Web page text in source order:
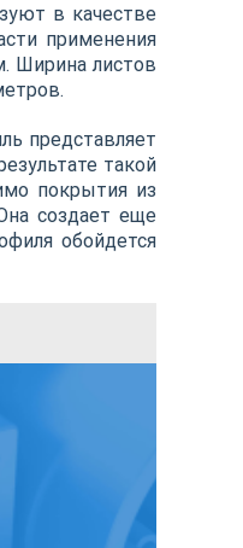
в качестве
применения
Ширина листов
представляет
такой
покрытия из
создает еще
обойдется